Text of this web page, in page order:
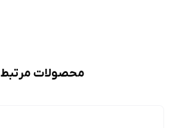
محصولات مرتبط